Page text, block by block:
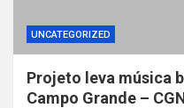
UNCATEGORIZED
Projeto leva música
Campo Grande –